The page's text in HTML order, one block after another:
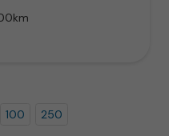
100 250